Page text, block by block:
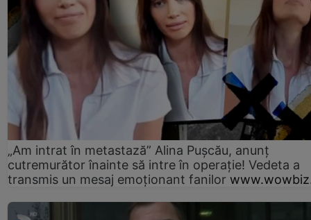
„Am intrat în metastază” Alina Pușcău, anunț
cutremurător înainte să intre în operație! Vedeta a
transmis un mesaj emoționant fanilor